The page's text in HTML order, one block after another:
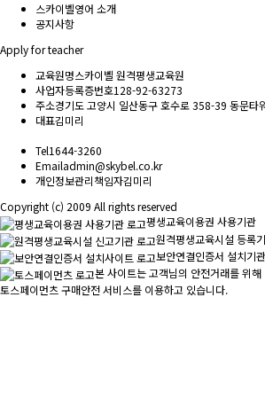
스카이벨영어 소개
공지사항
Apply for teacher
교육원명스카이벨 원격평생교육원
사업자등록증번호128-92-63273
주소경기도 고양시 일산동구 호수로 358-39 동문타
대표김미리
Tel1644-3260
Emailadmin@skybel.co.kr
개인정보관리책임자김미리
Copyright (c) 2009 All rights reserved
평생교육이용권 사용기관
원격평생교육시설 등록
보안연결인증서 설치기관
본 사이트는 고객님의 안전거래를 위해
토스페이먼츠 구매안전 서비스를 이용하고 있습니다.